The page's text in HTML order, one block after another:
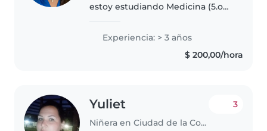
estoy estudiando Medicina (5.o
y suelo llevarme muy bien con
ellos. Me considero una persona
responsable, paciente y..
Experiencia: > 3 años
$ 200,00/hora
Yuliet
Niñera en Ciudad de la Costa
3